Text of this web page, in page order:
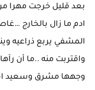
بعد قليل خرجت مهرا
ادم ما زال بالخارج
المشفي يربع ذراعيه
واقتربت منه ..ما أن
وجهها مشرق وسعيد